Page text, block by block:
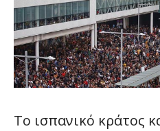
Το ισπανικό κράτος